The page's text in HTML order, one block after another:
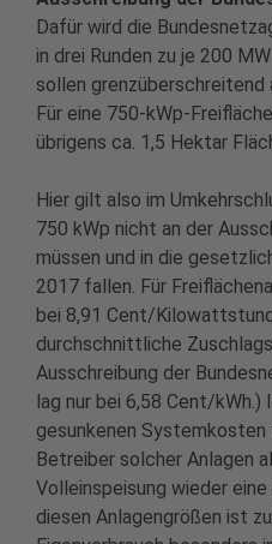
Dafür wird die
in drei Runden zu je 200
sollen grenzüberschreitend
Für eine 750-kWp-
übrigens ca. 1,5 Hektar
Hier gilt also im
750 kWp nicht an der
müssen und in die
2017 fallen. Für
bei 8,91 Cent/
durchschnittliche
Ausschreibung der
lag nur bei 6,58 Cent/
gesunkenen Systemkosten
Betreiber solcher Anlagen
Volleinspeisung wieder
diesen Anlagengrößen ist